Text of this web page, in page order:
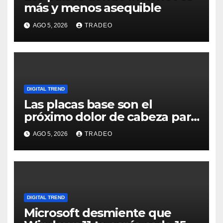
más y menos asequible
AGO 5, 2026 TRADEO
DIGITAL TREND
Las placas base son el
próximo dolor de cabeza para
los usuarios
AGO 5, 2026 TRADEO
DIGITAL TREND
Microsoft desmiente que